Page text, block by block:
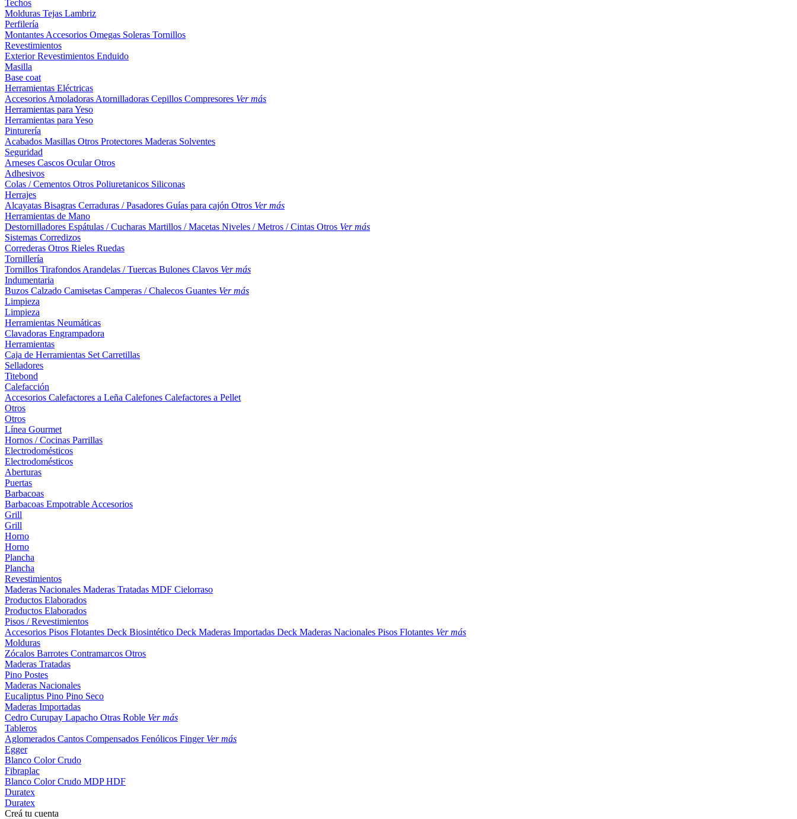
Techos
Molduras Tejas Lambriz
Perfilería
Montantes Accesorios Omegas Soleras Tornillos
Revestimientos
ExteriorRevestimientos Enduido
Masilla
Base coat
Herramientas Eléctricas
Accesorios Amoladoras Atornilladoras Cepillos Compresores Ver más
Herramientas para Yeso
Herramientas para Yeso
Pinturería
Acabados Masillas Otros Protectores Maderas Solventes
Seguridad
Arneses Cascos OcularOtros
Adhesivos
Colas / Cementos Otros Poliuretanicos Siliconas
Herrajes
Alcayatas Bisagras Cerraduras / Pasadores Guías para cajón Otros Ver más
Herramientas de Mano
Destornilladores Espátulas / Cucharas Martillos / Macetas Niveles / Metros / Cintas Otros Ver más
Sistemas Corredizos
Correderas Otros Rieles Ruedas
Tornillería
Tornillos Tirafondos Arandelas / Tuercas Bulones Clavos Ver más
Indumentaria
Buzos Calzado Camisetas Camperas / Chalecos Guantes Ver más
Limpieza
Limpieza
Herramientas Neumáticas
Clavadoras Engrampadora
Herramientas
Caja de Herramientas Set Carretillas
Selladores
Titebond
Calefacción
Accesorios Calefactores a Leña Calefones Calefactores a Pellet
Otros
Otros
Línea Gourmet
Hornos / Cocinas Parrillas
Electrodomésticos
Electrodomésticos
Aberturas
Puertas
Barbacoas
Barbacoas Empotrable Accesorios
Grill
Grill
Horno
Horno
Plancha
Plancha
Revestimientos
Maderas Nacionales Maderas Tratadas MDF Cielorraso
Productos Elaborados
Productos Elaborados
Pisos / Revestimientos
Accesorios Pisos Flotantes Deck Biosintético Deck Maderas Importadas Deck Maderas Nacionales Pisos Flotantes Ver más
Molduras
Zócalos Barrotes Contramarcos Otros
Maderas Tratadas
Pino Postes
Maderas Nacionales
Eucaliptus Pino Pino Seco
Maderas Importadas
Cedro Curupay Lapacho Otras Roble Ver más
Tableros
Aglomerados Cantos Compensados Fenólicos Finger Ver más
Egger
Blanco ColorCrudo
Fibraplac
Blanco ColorCrudo MDPHDF
Duratex
Duratex
Creá tu cuenta